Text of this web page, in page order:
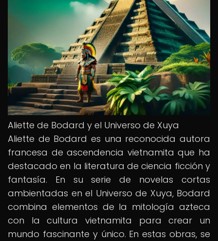
Aliette de Bodard y el Universo de Xuya
Aliette de Bodard es una reconocida autora
francesa de ascendencia vietnamita que ha
destacado en la literatura de ciencia ficción y
fantasía. En su serie de novelas cortas
ambientadas en el Universo de Xuya, Bodard
combina elementos de la mitología azteca
con la cultura vietnamita para crear un
mundo fascinante y único. En estas obras, se